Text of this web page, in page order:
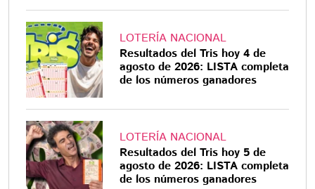
LOTERÍA NACIONAL
Resultados del Tris hoy 4 de
agosto de 2026: LISTA completa
de los números ganadores
LOTERÍA NACIONAL
Resultados del Tris hoy 5 de
agosto de 2026: LISTA completa
de los números ganadores